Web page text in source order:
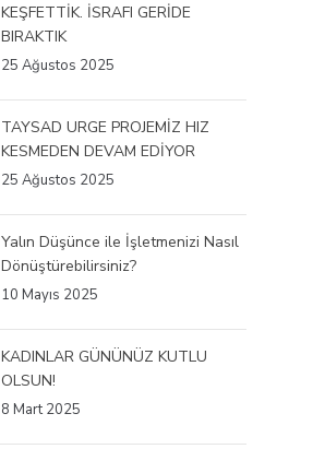
KEŞFETTİK. İSRAFI GERİDE
BIRAKTIK
25 Ağustos 2025
TAYSAD URGE PROJEMİZ HIZ
KESMEDEN DEVAM EDİYOR
25 Ağustos 2025
Yalın Düşünce ile İşletmenizi Nasıl
Dönüştürebilirsiniz?
10 Mayıs 2025
KADINLAR GÜNÜNÜZ KUTLU
OLSUN!
8 Mart 2025